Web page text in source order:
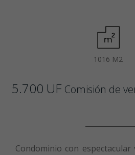
1016 M2
5.700 UF Comisión de
Condominio con